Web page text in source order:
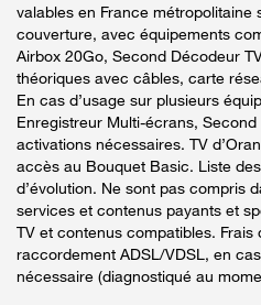
valables en France métropolitaine
couverture, avec équipements
Airbox 20Go, Second Décodeur
théoriques avec câbles, carte
En cas d’usage sur plusieurs
Enregistreur Multi-écrans,
activations nécessaires. TV
accès au Bouquet Basic. Liste
d’évolution. Ne sont pas compris
services et contenus payants et
TV et contenus compatibles.
raccordement ADSL/VDSL, en
nécessaire (diagnostiqué au